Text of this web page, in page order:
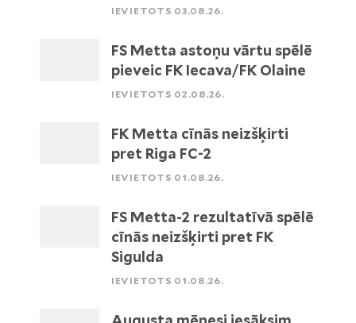
IEVIETOTS 03.08.26.
FS Metta astoņu vārtu spēlē
pieveic FK Iecava/FK Olaine
IEVIETOTS 02.08.26.
FK Metta cīnās neizšķirti
pret Riga FC-2
IEVIETOTS 01.08.26.
FS Metta-2 rezultatīvā spēlē
cīnās neizšķirti pret FK
Sigulda
IEVIETOTS 01.08.26.